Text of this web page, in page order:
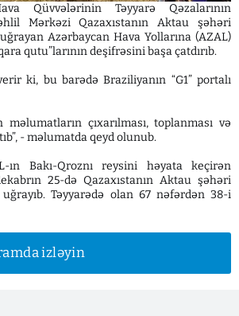
Qüvvələrinin Təyyarə Qəzalarının
Mərkəzi Qazaxıstanın Aktau şəhəri
uğrayan Azərbaycan Hava Yollarına (AZAL)
qutu”larının deşifrəsini başa çatdırıb.
ki, bu barədə Braziliyanın “G1” portalı
məlumatların çıxarılması, toplanması və
- məlumatda qeyd olunub.
ın Bakı-Qroznı reysini həyata keçirən
25-də Qazaxıstanın Aktau şəhəri
uğrayıb. Təyyarədə olan 67 nəfərdən 38-i
izləyin